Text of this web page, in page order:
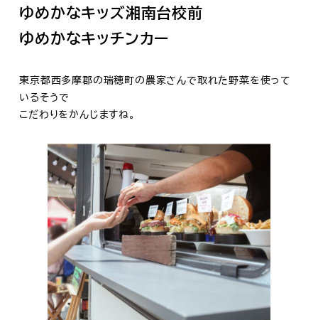
ゆめかなキッズ湘南台校前
ゆめかなキッチンカー
東京都西多摩郡の瑞穂町の農家さんで取れた野菜を使って
いるそうで
こだわりをかんじますね。